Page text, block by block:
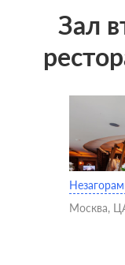
Зал
Москва,